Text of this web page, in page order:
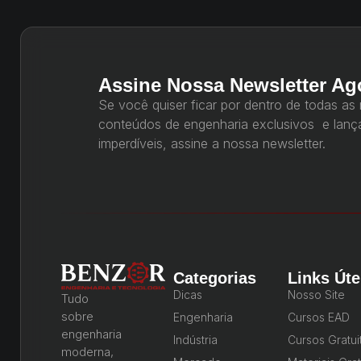
Assine Nossa Newsletter
Se você quiser ficar por dentro de todas as
conteúdos de engenharia exclusivos e
imperdíveis, assine a nossa newsletter.
Tudo
sobre
engenharia
moderna,
Categorias
Dicas
Engenharia
Indústria
Links
Nosso Site
Cursos EAD
Cursos